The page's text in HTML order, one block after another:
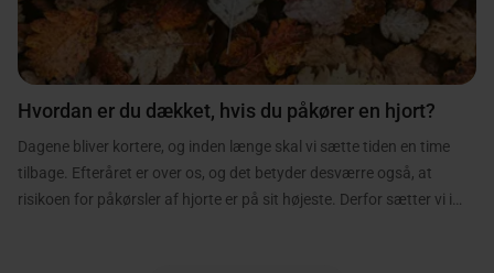
Hvordan er du dækket, hvis du påkører en hjort?
Dagene bliver kortere, og inden længe skal vi sætte tiden en time
tilbage. Efteråret er over os, og det betyder desværre også, at
risikoen for påkørsler af hjorte er på sit højeste. Derfor sætter vi i